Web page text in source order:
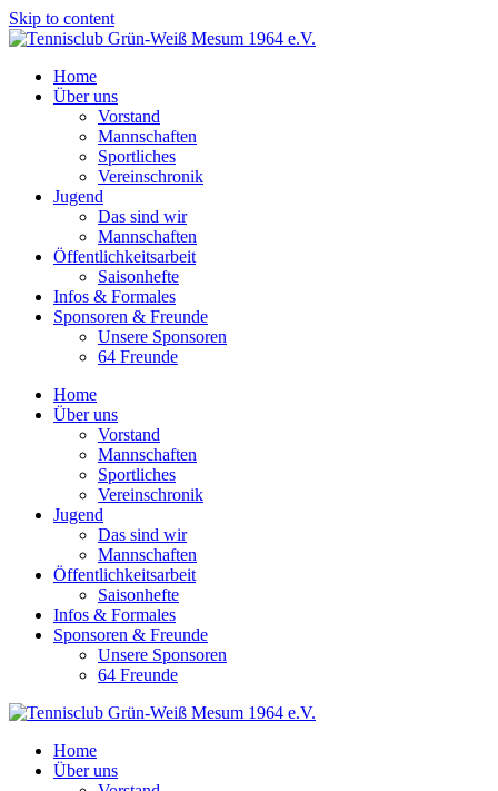
Skip to content
Home
Über uns
Vorstand
Mannschaften
Sportliches
Vereinschronik
Jugend
Das sind wir
Mannschaften
Öffentlichkeitsarbeit
Saisonhefte
Infos & Formales
Sponsoren & Freunde
Unsere Sponsoren
64 Freunde
Home
Über uns
Vorstand
Mannschaften
Sportliches
Vereinschronik
Jugend
Das sind wir
Mannschaften
Öffentlichkeitsarbeit
Saisonhefte
Infos & Formales
Sponsoren & Freunde
Unsere Sponsoren
64 Freunde
Home
Über uns